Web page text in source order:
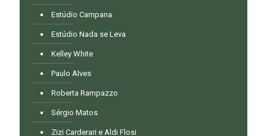
Estúdio Campana
Estúdio Nada se Leva
Kelley White
Paulo Alves
Roberta Rampazzo
Sérgio Matos
Zizi Carderari e Aldi Flosi